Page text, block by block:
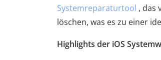
Systemreparaturtool , das
löschen, was es zu einer
Highlights der iOS